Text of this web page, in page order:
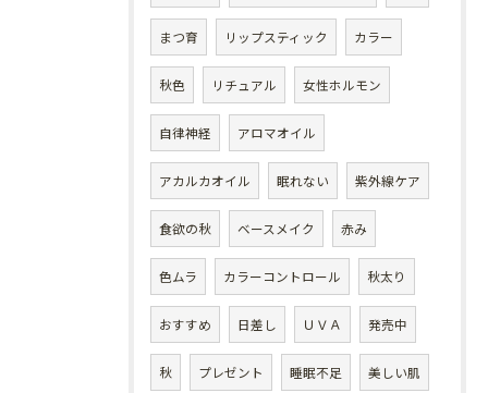
まつ育 リップスティック カラー
秋色 リチュアル 女性ホルモン
自律神経 アロマオイル
アカルカオイル 眠れない 紫外線ケア
食欲の秋 ベースメイク 赤み
色ムラ カラーコントロール 秋太り
おすすめ 日差し ＵＶＡ 発売中
秋 プレゼント 睡眠不足 美しい肌